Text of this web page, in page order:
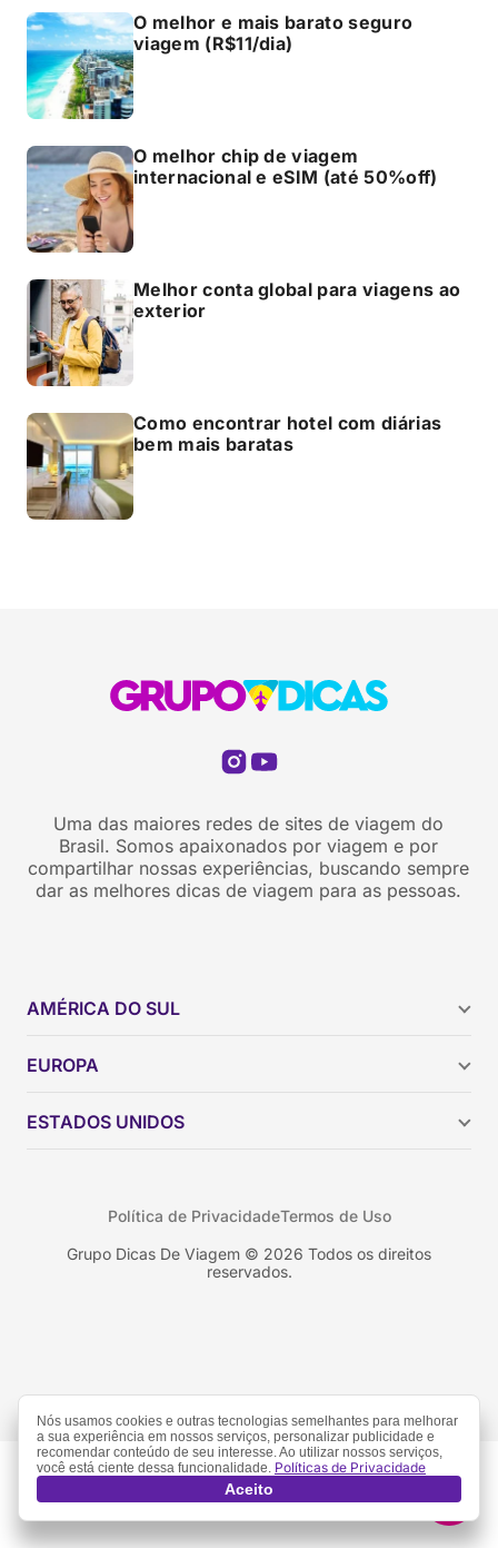
O melhor e mais barato seguro
viagem (R$11/dia)
O melhor chip de viagem
internacional e eSIM (até 50%off)
Melhor conta global para viagens ao
exterior
Como encontrar hotel com diárias
bem mais baratas
Uma das maiores redes de sites de viagem do
Brasil. Somos apaixonados por viagem e por
compartilhar nossas experiências, buscando sempre
dar as melhores dicas de viagem para as pessoas.
AMÉRICA DO SUL
Brasil
Colômbia
EUROPA
ESTADOS UNIDOS
Nova York
Grupo Dicas De Viagem © 2026 Todos os direitos
reservados.
Política de PrivacidadeTermos de Uso
Nós usamos cookies e outras tecnologias semelhantes para melhorar
a sua experiência em nossos serviços, personalizar publicidade e
recomendar conteúdo de seu interesse. Ao utilizar nossos serviços,
você está ciente dessa funcionalidade. Políticas de Privacidade
Aceito